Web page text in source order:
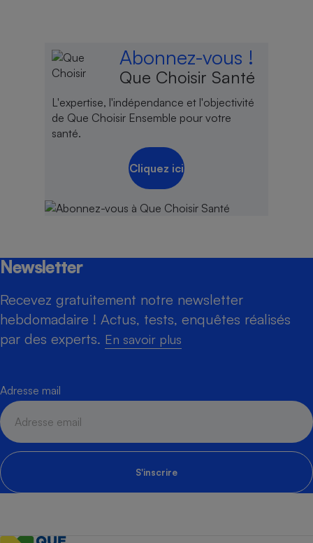
Abonnez-vous !
Que Choisir Santé
L'expertise, l'indépendance et l'objectivité
de Que Choisir Ensemble pour votre
santé.
Cliquez ici
Newsletter
Recevez gratuitement notre newsletter
hebdomadaire ! Actus, tests, enquêtes réalisés
par des experts. En savoir plus
Adresse mail
S'inscrire